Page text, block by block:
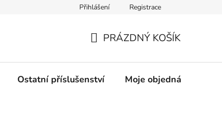
Přihlášení Registrace
KOŠÍK
PRÁZDNÝ KOŠÍK
Ostatní příslušenství Moje objednávka